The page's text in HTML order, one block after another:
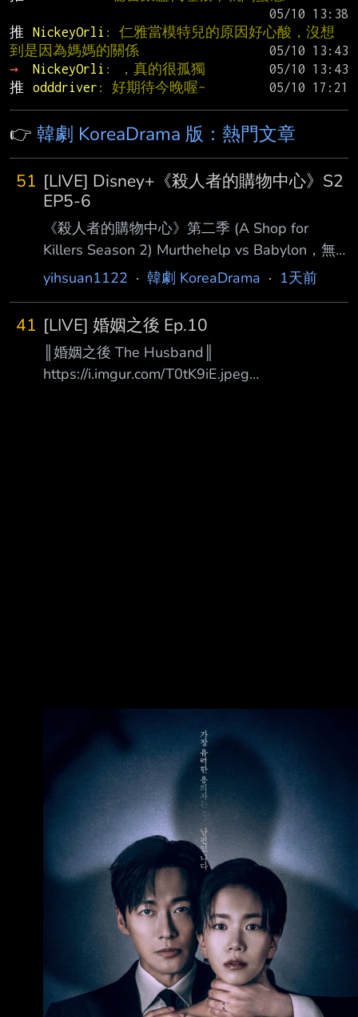
推
NickeyOrli : 仁雅當模特兒的原因好心酸，沒想
到是因為媽媽的關係
→
NickeyOrli : ，真的很孤獨
推
odddriver : 好期待今晚喔~
👉 韓劇 KoreaDrama 版：熱門文章
51 [LIVE] Disney+《殺人者的購物中心》S2
EP5-6
《殺人者的購物中心》第二季 (A Shop for
Killers Season 2) Murthehelp vs Babylon，無
法避免的戰爭一觸即發
接手續成為新任老闆的智安，與成功生還歸來的
叔叔進灣。 面對來自巴比倫國際勢力的更大威
脅，兩人正式攜手展開反擊。 7 月 22 日起，每
週三 15:00 於 Disney+ 更新兩集，全劇共八
yihsuan1122 · 韓劇 KoreaDrama · 1天前
41 [LIVE] 婚姻之後 Ep.10
║婚姻之後 The Husband║
https://i.imgur.com/T0tK9iE.jpeg